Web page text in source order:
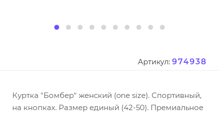
Артикул: 974938
Куртка "Бомбер" женский (one size). Спортивный,
на кнопках. Размер единый (42-50). Премиальное